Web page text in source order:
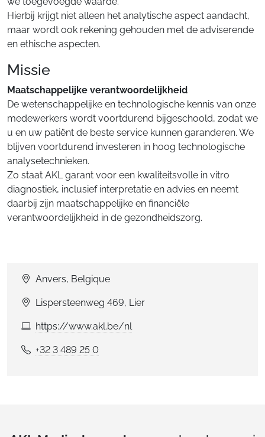
Hierbij krijgt niet alleen het analytische aspect aandacht,
maar wordt ook rekening gehouden met de adviserende
en ethische aspecten.
Missie
Maatschappelijke verantwoordelijkheid
De wetenschappelijke en technologische kennis van onze
medewerkers wordt voortdurend bijgeschoold, zodat we
u en uw patiënt de beste service kunnen garanderen. We
blijven voortdurend investeren in hoog technologische
analysetechnieken.
Zo staat AKL garant voor een kwaliteitsvolle in vitro
diagnostiek, inclusief interpretatie en advies en neemt
daarbij zijn maatschappelijke en financiële
verantwoordelijkheid in de gezondheidszorg.
Anvers, Belgique
Lispersteenweg 469, Lier
https://www.akl.be/nl
+32 3 489 25 0